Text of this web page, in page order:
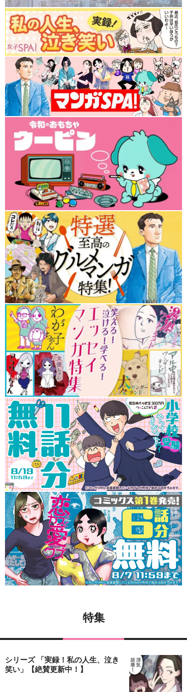
特集
シリーズ 「実録！私の人生、泣き
笑い」【絶賛更新中！】